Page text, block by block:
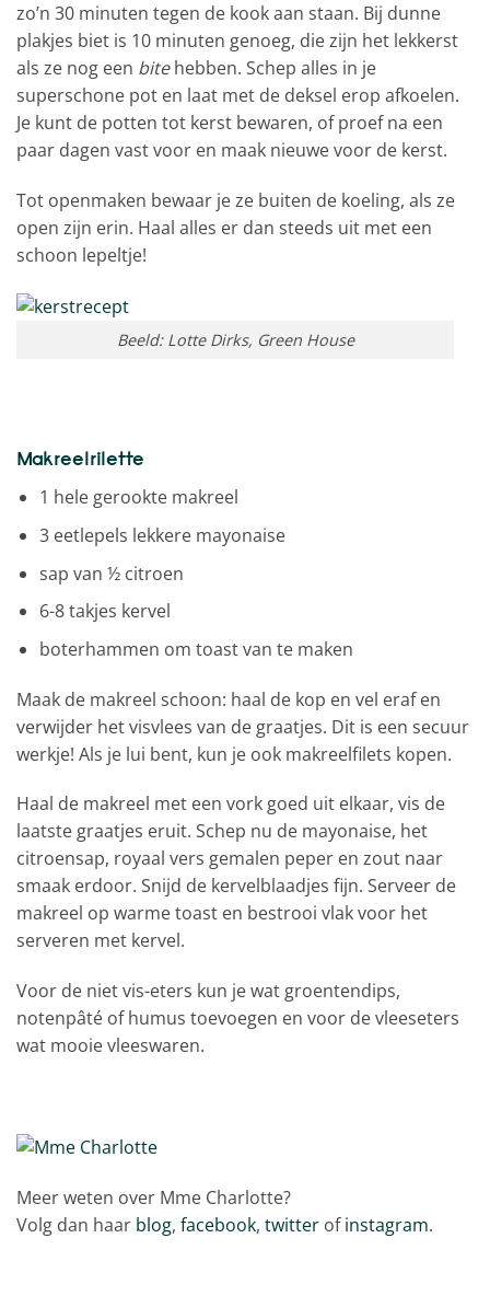
zo’n 30 minuten tegen de kook aan staan. Bij dunne
plakjes biet is 10 minuten genoeg, die zijn het lekkerst
als ze nog een bitehebben. Schep alles in je
superschone pot en laat met de deksel erop afkoelen.
Je kunt de potten tot kerst bewaren, of proef na een
paar dagen vast voor en maak nieuwe voor de kerst.
Tot openmaken bewaar je ze buiten de koeling, als ze
open zijn erin. Haal alles er dan steeds uit met een
schoon lepeltje!
Beeld: Lotte Dirks, Green House
Makreelrilette
1 hele gerookte makreel
3 eetlepels lekkere mayonaise
sap van ½ citroen
6-8 takjes kervel
boterhammen om toast van te maken
Maak de makreel schoon: haal de kop en vel eraf en
verwijder het visvlees van de graatjes. Dit is een secuur
werkje! Als je lui bent, kun je ook makreelfilets kopen.
Haal de makreel met een vork goed uit elkaar, vis de
laatste graatjes eruit. Schep nu de mayonaise, het
citroensap, royaal vers gemalen peper en zout naar
smaak erdoor. Snijd de kervelblaadjes fijn. Serveer de
makreel op warme toast en bestrooi vlak voor het
serveren met kervel.
Voor de niet vis-eters kun je wat groentendips,
notenpâté of humus toevoegen en voor de vleeseters
wat mooie vleeswaren.
Meer weten over Mme Charlotte?
Volg dan haar blog, facebook, twitter ofinstagram.